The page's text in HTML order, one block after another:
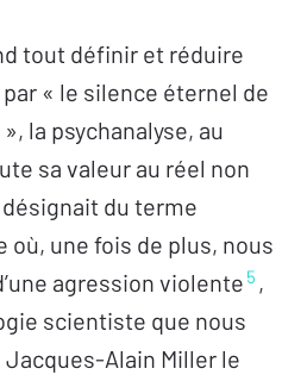
tout définir et réduire
« le silence éternel de
la psychanalyse, au
sa valeur au réel non
du terme
où, une fois de plus, nous
agression violente 5 ,
scientiste que nous
Alain Miller le